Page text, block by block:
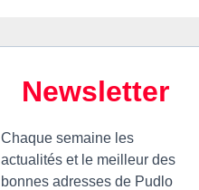
Newsletter
Chaque semaine les
actualités et le meilleur des
bonnes adresses de Pudlo